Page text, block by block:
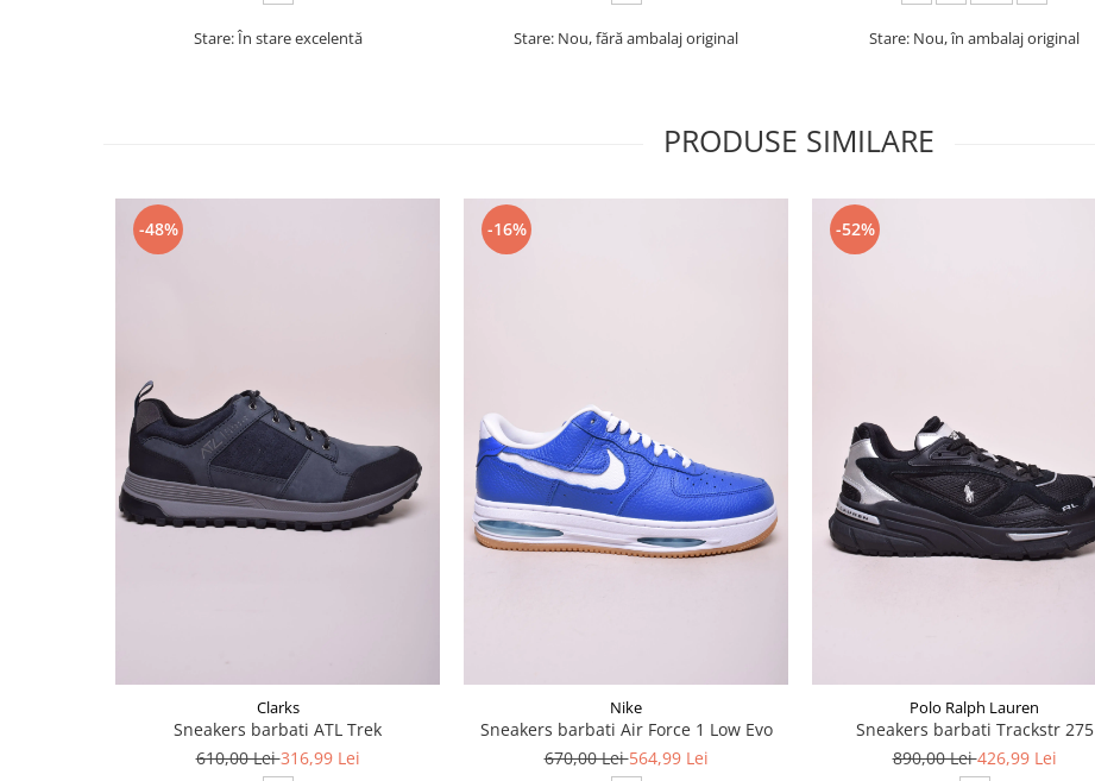
Stare: În stare excelentă Stare: Nou, fără ambalaj original Stare: Nou, în ambalaj original
PRODUSE SIMILARE
-48%
Clarks
Sneakers barbati ATL Trek
610,00 Lei316,99 Lei
-16%
Nike
Sneakers barbati Air Force 1 Low Evo
670,00 Lei564,99 Lei
-52%
Polo Ralph Lauren
Sneakers barbati Trackstr 275
890,00 Lei426,99 Lei